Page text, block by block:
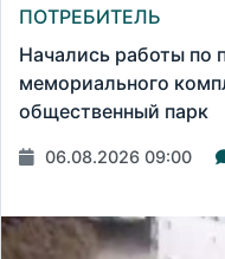
ПОТРЕБИТЕЛЬ
Начались работы по
мемориального
общественный парк
06.08.2026 09:00